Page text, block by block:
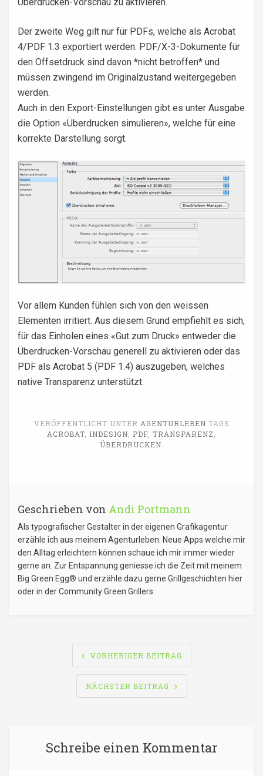
Der zweite Weg gilt nur für PDFs, welche als Acrobat
4/PDF 1.3 exportiert werden. PDF/X-3-Dokumente für
den Offsetdruck sind davon *nicht betroffen* und
müssen zwingend im Originalzustand weitergegeben
werden.
Auch in den Export-Einstellungen gibt es unter Ausgabe
die Option «Überdrucken simulieren», welche für eine
korrekte Darstellung sorgt.
Vor allem Kunden fühlen sich von den weissen
Elementen irritiert. Aus diesem Grund empfiehlt es sich,
für das Einholen eines «Gut zum Druck» entweder die
Überdrucken-Vorschau generell zu aktivieren oder das
PDF als Acrobat 5 (PDF 1.4) auszugeben, welches
native Transparenz unterstützt.
VERÖFFENTLICHT UNTER AGENTURLEBEN.TAGS
ACROBAT, INDESIGN, PDF, TRANSPARENZ,
ÜBERDRUCKEN.
Geschrieben von Andi Portmann
Als typografischer Gestalter in der eigenen Grafikagentur
erzähle ich aus meinem Agenturleben. Neue Apps welche mir
den Alltag erleichtern können schaue ich mir immer wieder
gerne an. Zur Entspannung geniesse ich die Zeit mit meinem
Big Green Egg® und erzähle dazu gerne Grillgeschichten hier
oder in der Community Green Grillers.
BEITRAGSNAVIGATION
VORHERIGER BEITRAG
NÄCHSTER BEITRAG
Schreibe einen Kommentar